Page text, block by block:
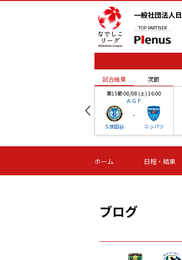
一般社団法人
TOP PARTNER
試合結果 次節
第15節 08/08 (土) 16:00
ＡＧＦ
Ｓ世田谷
-
ニッパツ
-
第16節 09/05 (土) 15:00
ニッパツ
-
試合結果 次節
ホーム 日程・結果
ブログ